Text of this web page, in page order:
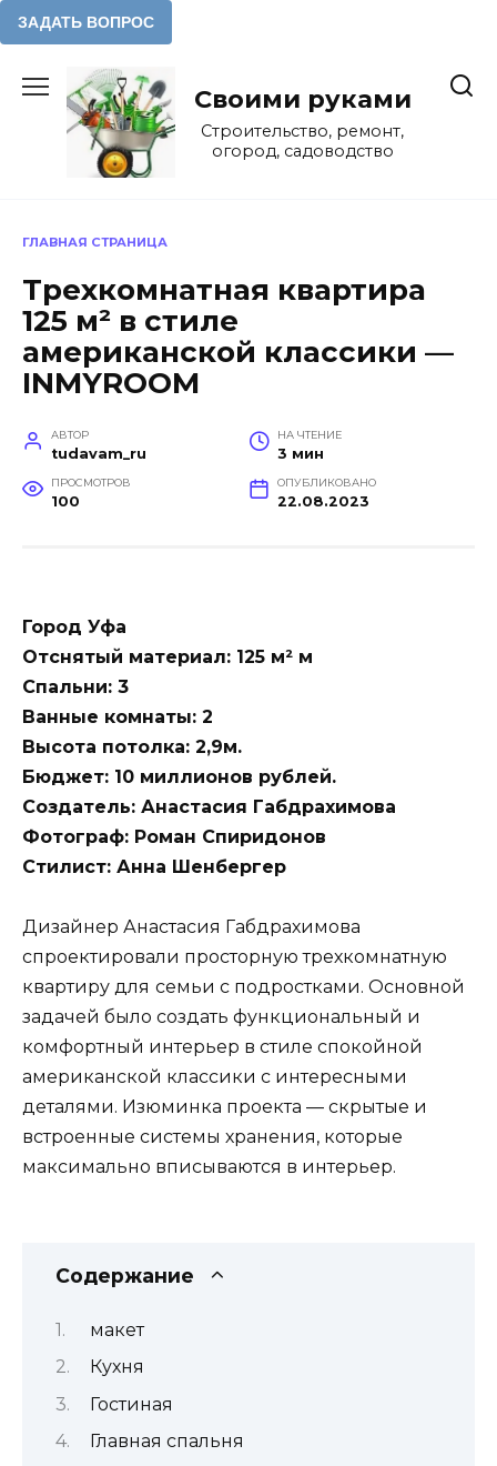
содержанию
Своими руками
Строительство, ремонт,
огород, садоводство
ГЛАВНАЯ СТРАНИЦА
Трехкомнатная квартира
125 м² в стиле
американской классики —
INMYROOM
АВТОР
tudavam_ru
НА ЧТЕНИЕ
3 мин
ПРОСМОТРОВ
100
ОПУБЛИКОВАНО
22.08.2023
Город Уфа
Отснятый материал: 125 м² м
Спальни: 3
Ванные комнаты: 2
Высота потолка: 2,9м.
Бюджет: 10 миллионов рублей.
Создатель: Анастасия Габдрахимова
Фотограф: Роман Спиридонов
Стилист: Анна Шенбергер
Дизайнер Анастасия Габдрахимова
спроектировали просторную трехкомнатную
квартиру для семьи с подростками. Основной
задачей было создать функциональный и
комфортный интерьер в стиле спокойной
американской классики с интересными
деталями. Изюминка проекта — скрытые и
встроенные системы хранения, которые
максимально вписываются в интерьер.
Содержание
макет
Кухня
Гостиная
Главная спальня